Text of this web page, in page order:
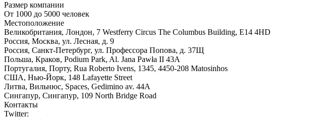
Размер компании
От 1000 до 5000 человек
Местоположение
Великобритания, Лондон, 7 Westferry Circus The Columbus Building, E14 4HD
Россия, Москва, ул. Лесная, д. 9
Россия, Санкт-Петербург, ул. Профессора Попова, д. 37Щ
Польша, Краков, Podium Park, Al. Jana Pawła II 43A
Португалия, Порту, Rua Roberto Ivens, 1345, 4450-208 Matosinhos
США, Нью-Йорк, 148 Lafayette Street
Литва, Вильнюс, Spaces, Gedimino av. 44A
Сингапур, Сингапур, 109 North Bridge Road
Контакты
Twitter: